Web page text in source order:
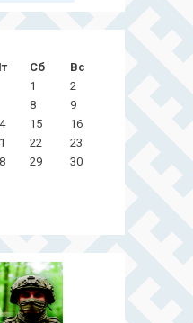
Сб
Вс
1
2
8
9
15
16
22
23
29
30